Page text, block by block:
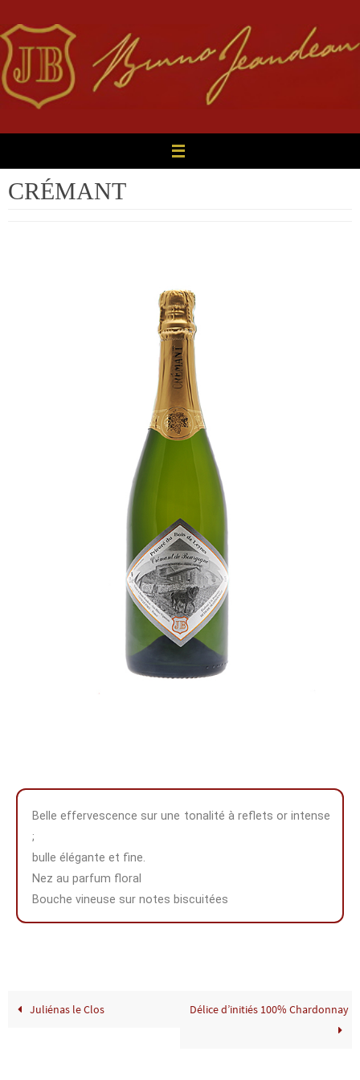
CRÉMANT
Belle effervescence sur une tonalité à reflets or intense
;
bulle élégante et fine.
Nez au parfum floral
Bouche vineuse sur notes biscuitées
Juliénas le Clos Délice d’initiés 100% Chardonnay